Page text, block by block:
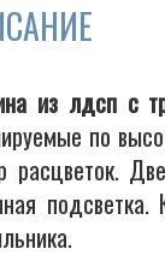
из лдсп с
по
расцветок.